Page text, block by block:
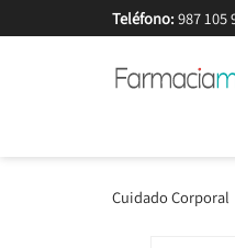
Teléfono: 987 105
Cuidado Corporal